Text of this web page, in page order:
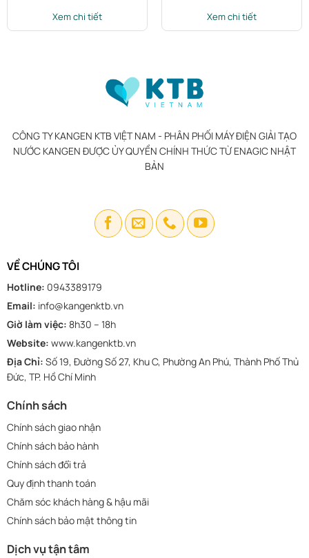
Xem chi tiết Xem chi tiết
CÔNG TY KANGEN KTB VIỆT NAM - PHÂN PHỐI MÁY ĐIỆN GIẢI TẠO
NƯỚC KANGEN ĐƯỢC ỦY QUYỀN CHÍNH THỨC TỪ ENAGIC NHẬT
BẢN
VỀ CHÚNG TÔI
Hotline: 0943389179
Email: info@kangenktb.vn
Giờ làm việc: 8h30 – 18h
Website: www.kangenktb.vn
Địa Chỉ: Số 19, Đường Số 27, Khu C, Phường An Phú, Thành Phố Thủ
Đức, TP. Hồ Chí Minh
Chính sách
Chính sách giao nhận
Chính sách bảo hành
Chính sách đổi trả
Quy định thanh toán
Chăm sóc khách hàng & hậu mãi
Chính sách bảo mật thông tin
Dịch vụ tận tâm